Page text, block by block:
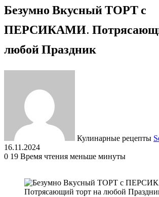
Безумно Вкусный ТОРТ с
ПЕРСИКАМИ.
любой Праздник
Кулинарные рецепты
16.11.2024
0 19 Время чтения меньше минуты